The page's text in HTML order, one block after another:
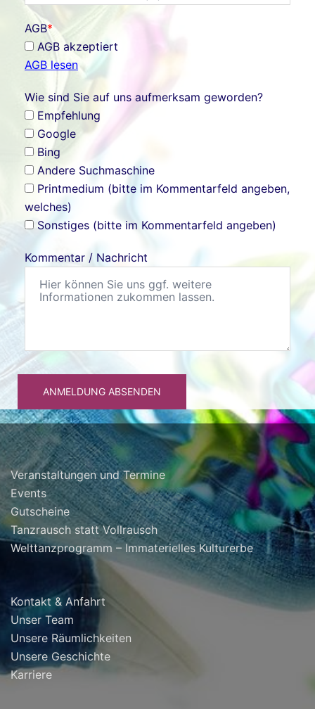
AGB*
AGB akzeptiert
AGB lesen
Wie sind Sie auf uns aufmerksam geworden?
Empfehlung
Google
Bing
Andere Suchmaschine
Printmedium (bitte im Kommentarfeld angeben,
welches)
Sonstiges (bitte im Kommentarfeld angeben)
Kommentar / Nachricht
ANMELDUNG ABSENDEN
Veranstaltungen und Termine
Events
Gutscheine
Tanzrausch statt Vollrausch
Welttanzprogramm – Immaterielles Kulturerbe
Kontakt & Anfahrt
Unser Team
Unsere Räumlichkeiten
Unsere Geschichte
Karriere